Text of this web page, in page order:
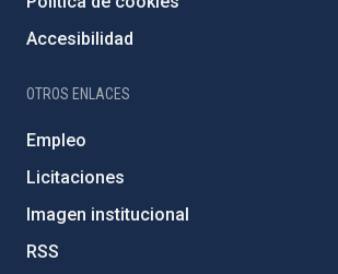
Accesibilidad
OTROS ENLACES
Empleo
Licitaciones
Imagen institucional
RSS